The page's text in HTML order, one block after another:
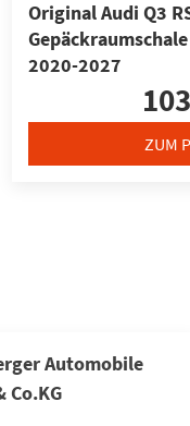
Original Audi Q3
2020-2027
ZUM
Automobile
Co.KG